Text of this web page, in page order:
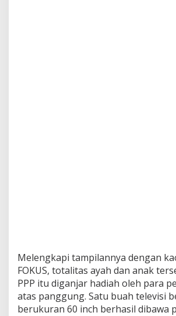
Melengkapi tampilannya dengan
FOKUS, totalitas ayah dan anak
PPP itu diganjar hadiah oleh para
atas panggung. Satu buah televisi
berukuran 60 inch berhasil dibawa